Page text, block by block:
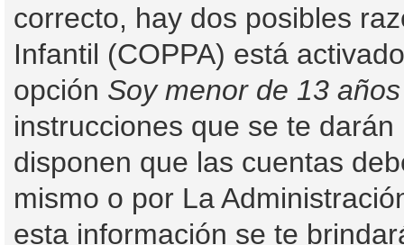
correcto, hay dos posibles
Infantil (COPPA) está
opción Soy menor de 13 años
instrucciones que se te
disponen que las cuentas
mismo o por La
esta información se te